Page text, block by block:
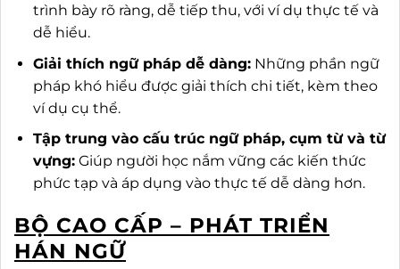
trình bày rõ ràng, dễ tiếp thu, với ví dụ thực tế và
dễ hiểu.
Giải thích ngữ pháp dễ dàng:Những phần ngữ
pháp khó hiểu được giải thích chi tiết, kèm theo
ví dụ cụ thể.
Tập trung vào cấu trúc ngữ pháp, cụm từ và từ
vựng:Giúp người học nắm vững các kiến thức
phức tạp và áp dụng vào thực tế dễ dàng hơn.
BỘ CAO CẤP – PHÁT TRIỂN
HÁN NGỮ